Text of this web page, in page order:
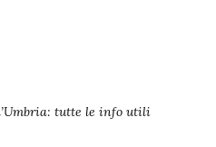
tutte le info utili